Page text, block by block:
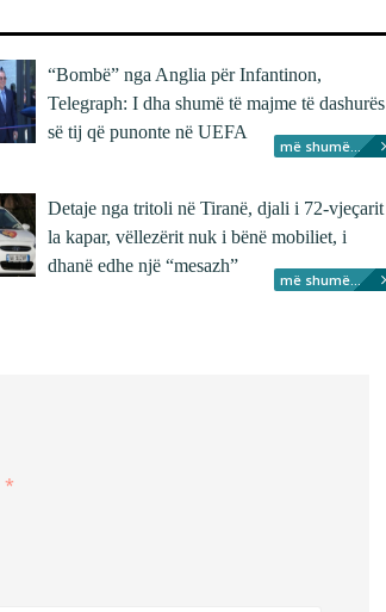
“Bombë” nga Anglia për Infantinon,
Telegraph: I dha shumë të majme të dashurës
së tij që punonte në UEFA
më shumë...
Detaje nga tritoli në Tiranë, djali i 72-vjeçarit
la kapar, vëllezërit nuk i bënë mobiliet, i
dhanë edhe një “mesazh”
më shumë...
*